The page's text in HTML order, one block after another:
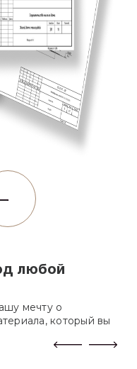
любой
мечту о
который вы